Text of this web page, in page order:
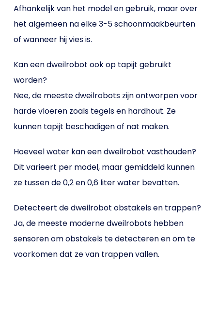
Afhankelijk van het model en gebruik, maar over
het algemeen na elke 3-5 schoonmaakbeurten
of wanneer hij vies is.
Kan een dweilrobot ook op tapijt gebruikt
worden?
Nee, de meeste dweilrobots zijn ontworpen voor
harde vloeren zoals tegels en hardhout. Ze
kunnen tapijt beschadigen of nat maken.
Hoeveel water kan een dweilrobot vasthouden?
Dit varieert per model, maar gemiddeld kunnen
ze tussen de 0,2 en 0,6 liter water bevatten.
Detecteert de dweilrobot obstakels en trappen?
Ja, de meeste moderne dweilrobots hebben
sensoren om obstakels te detecteren en om te
voorkomen dat ze van trappen vallen.